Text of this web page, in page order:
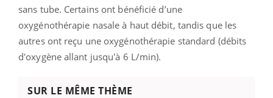
sans tube. Certains ont bénéficié d’une
oxygénothérapie nasale à haut débit, tandis que les
autres ont reçu une oxygénothérapie standard (débits
d'oxygène allant jusqu'à 6 L/min).
SUR LE MÊME THÈME